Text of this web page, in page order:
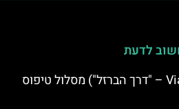
לדעת
ויה פראטה (Via Ferrata – "דרך הברזל") מסלול טיפוס